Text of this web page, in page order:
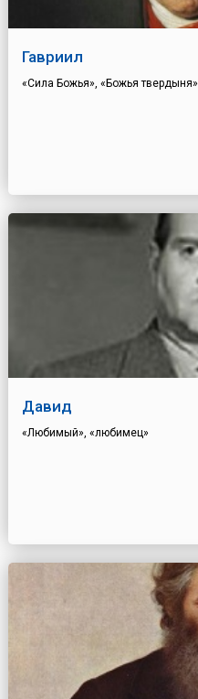
Гавриил
«Сила Божья», «Божья твердыня»
Давид
«Любимый», «любимец»